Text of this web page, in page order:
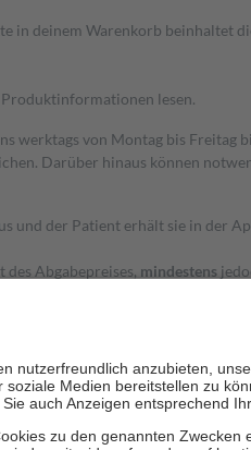
in deinem Warenkorb
lesen.
werktags von Montag bis
Darüber hinaus können
und der Patient erhält sie in der
Abgabepreises, mindestens
und die besondere Stellung
der Fahrkosten
werden